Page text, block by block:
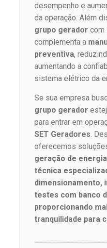
desempenho e
da operação. Além
grupo gerador com
complementa a
preventiva,
aumentando a
sistema elétrico da
Se sua empresa
grupo gerador
para entrar em
SET Geradores .
oferecemos
geração de
técnica
dimensionamento,
testes com banco
proporcionando
tranquilidade para